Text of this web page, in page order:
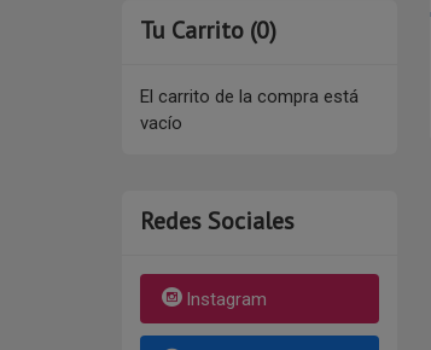
Tu Carrito (0)
El carrito de la compra está
vacío
Redes Sociales
Instagram